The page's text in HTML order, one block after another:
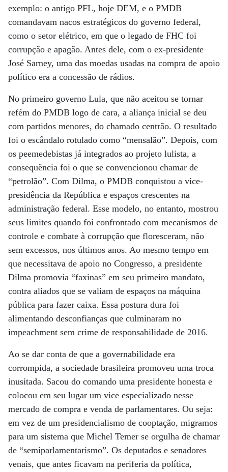
exemplo: o antigo PFL, hoje DEM, e o PMDB
comandavam nacos estratégicos do governo federal,
como o setor elétrico, em que o legado de FHC foi
corrupção e apagão. Antes dele, com o ex-presidente
José Sarney, uma das moedas usadas na compra de apoio
político era a concessão de rádios.
No primeiro governo Lula, que não aceitou se tornar
refém do PMDB logo de cara, a aliança inicial se deu
com partidos menores, do chamado centrão. O resultado
foi o escândalo rotulado como “mensalão”. Depois, com
os peemedebistas já integrados ao projeto lulista, a
consequência foi o que se convencionou chamar de
“petrolão”. Com Dilma, o PMDB conquistou a vice-
presidência da República e espaços crescentes na
administração federal. Esse modelo, no entanto, mostrou
seus limites quando foi confrontado com mecanismos de
controle e combate à corrupção que floresceram, não
sem excessos, nos últimos anos. Ao mesmo tempo em
que necessitava de apoio no Congresso, a presidente
Dilma promovia “faxinas” em seu primeiro mandato,
contra aliados que se valiam de espaços na máquina
pública para fazer caixa. Essa postura dura foi
alimentando desconfianças que culminaram no
impeachment sem crime de responsabilidade de 2016.
Ao se dar conta de que a governabilidade era
corrompida, a sociedade brasileira promoveu uma troca
inusitada. Sacou do comando uma presidente honesta e
colocou em seu lugar um vice especializado nesse
mercado de compra e venda de parlamentares. Ou seja:
em vez de um presidencialismo de cooptação, migramos
para um sistema que Michel Temer se orgulha de chamar
de “semiparlamentarismo”. Os deputados e senadores
venais, que antes ficavam na periferia da política,